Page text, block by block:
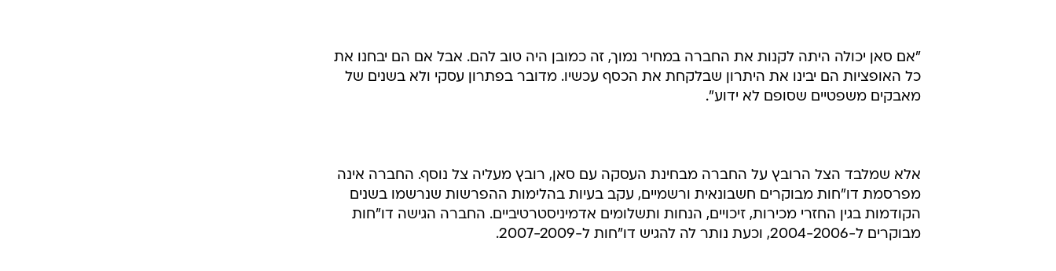
"אם סאן יכולה היתה לקנות את החברה במחיר נמוך, זה כמובן היה טוב להם. אבל אם הם יבחנו את
כל האופציות הם יבינו את היתרון שבלקחת את הכסף עכשיו. מדובר בפתרון עסקי ולא בשנים של
מאבקים משפטיים שסופם לא ידוע".
אלא שמלבד הצל הרובץ על החברה מבחינת העסקה עם סאן, רובץ מעליה צל נוסף. החברה אינה
מפרסמת דו"חות מבוקרים חשבונאית ורשמיים, עקב בעיות בהלימות ההפרשות שנרשמו בשנים
הקודמות בגין החזרי מכירות, זיכויים, הנחות ותשלומים אדמיניסטרטיביים. החברה הגישה דו"חות
מבוקרים ל-2004-2006, וכעת נותר לה להגיש דו"חות ל-2007-2009.